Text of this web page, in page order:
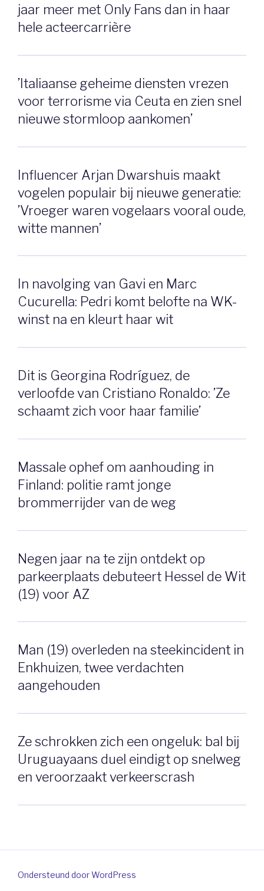
jaar meer met Only Fans dan in haar
hele acteercarrière
’Italiaanse geheime diensten vrezen
voor terrorisme via Ceuta en zien snel
nieuwe stormloop aankomen’
Influencer Arjan Dwarshuis maakt
vogelen populair bij nieuwe generatie:
’Vroeger waren vogelaars vooral oude,
witte mannen’
In navolging van Gavi en Marc
Cucurella: Pedri komt belofte na WK-
winst na en kleurt haar wit
Dit is Georgina Rodríguez, de
verloofde van Cristiano Ronaldo: ’Ze
schaamt zich voor haar familie’
Massale ophef om aanhouding in
Finland: politie ramt jonge
brommerrijder van de weg
Negen jaar na te zijn ontdekt op
parkeerplaats debuteert Hessel de Wit
(19) voor AZ
Man (19) overleden na steekincident in
Enkhuizen, twee verdachten
aangehouden
Ze schrokken zich een ongeluk: bal bij
Uruguayaans duel eindigt op snelweg
en veroorzaakt verkeerscrash
Ondersteund door WordPress